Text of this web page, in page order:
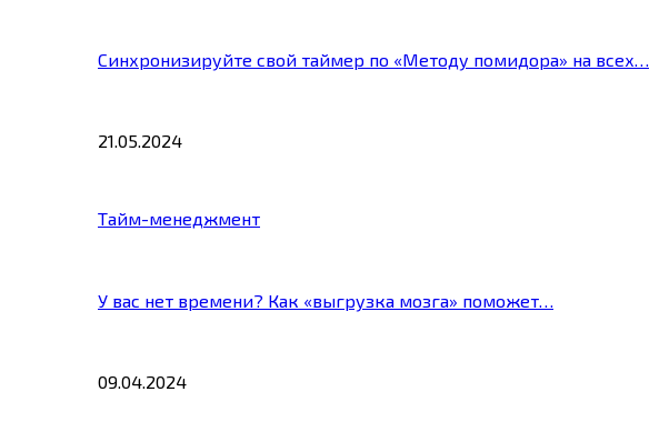
Синхронизируйте свой таймер по «Методу помидора» на всех…
21.05.2024
Тайм-менеджмент
У вас нет времени? Как «выгрузка мозга» поможет…
09.04.2024